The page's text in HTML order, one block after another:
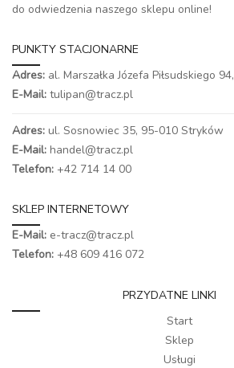
do odwiedzenia naszego sklepu online!
PUNKTY STACJONARNE
Adres: al. Marszałka Józefa Piłsudskiego 94,
E-Mail: tulipan@tracz.pl
Adres: ul. Sosnowiec 35, 95-010 Stryków
E-Mail: handel@tracz.pl
Telefon: +42 714 14 00
SKLEP INTERNETOWY
E-Mail: e-tracz@tracz.pl
Telefon: +48 609 416 072
PRZYDATNE LINKI
Start
Sklep
Usługi